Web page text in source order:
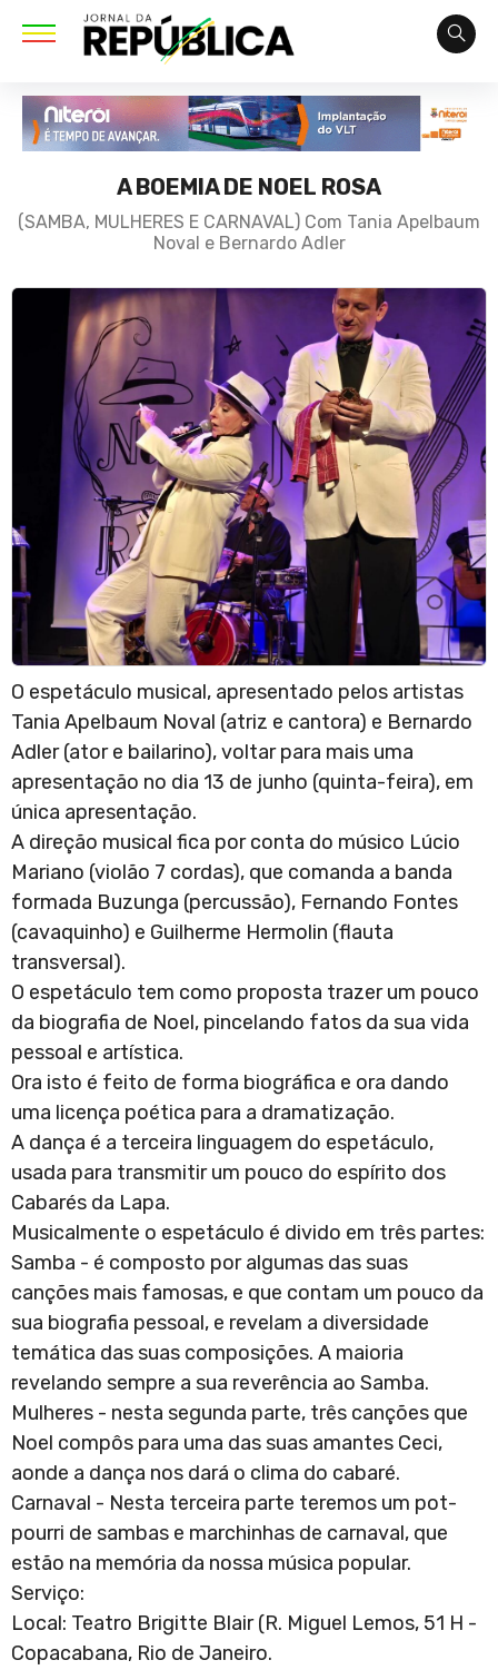
A BOEMIA DE NOEL ROSA
(SAMBA, MULHERES E CARNAVAL) Com Tania Apelbaum
Noval e Bernardo Adler
O espetáculo musical, apresentado pelos artistas
Tania Apelbaum Noval (atriz e cantora) e Bernardo
Adler (ator e bailarino), voltar para mais uma
apresentação no dia 13 de junho (quinta-feira), em
única apresentação.
A direção musical fica por conta do músico Lúcio
Mariano (violão 7 cordas), que comanda a banda
formada Buzunga (percussão), Fernando Fontes
(cavaquinho) e Guilherme Hermolin (flauta
transversal).
O espetáculo tem como proposta trazer um pouco
da biografia de Noel, pincelando fatos da sua vida
pessoal e artística.
Ora isto é feito de forma biográfica e ora dando
uma licença poética para a dramatização.
A dança é a terceira linguagem do espetáculo,
usada para transmitir um pouco do espírito dos
Cabarés da Lapa.
Musicalmente o espetáculo é divido em três partes:
Samba - é composto por algumas das suas
canções mais famosas, e que contam um pouco da
sua biografia pessoal, e revelam a diversidade
temática das suas composições. A maioria
revelando sempre a sua reverência ao Samba.
Mulheres - nesta segunda parte, três canções que
Noel compôs para uma das suas amantes Ceci,
aonde a dança nos dará o clima do cabaré.
Carnaval - Nesta terceira parte teremos um pot-
pourri de sambas e marchinhas de carnaval, que
estão na memória da nossa música popular.
Serviço:
Local: Teatro Brigitte Blair (R. Miguel Lemos, 51 H -
Copacabana, Rio de Janeiro.